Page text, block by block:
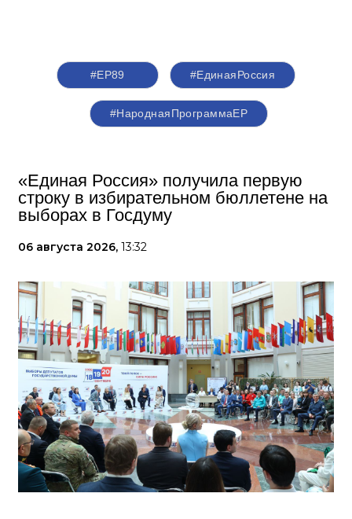
#ЕР89 #‎ЕдинаяРоссия
#НароднаяПрограммаЕР
«Единая Россия» получила первую
строку в избирательном бюллетене на
выборах в Госдуму
06 августа 2026, 13:32